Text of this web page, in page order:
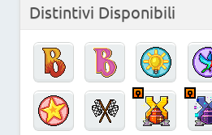
Distintivi Disponibili